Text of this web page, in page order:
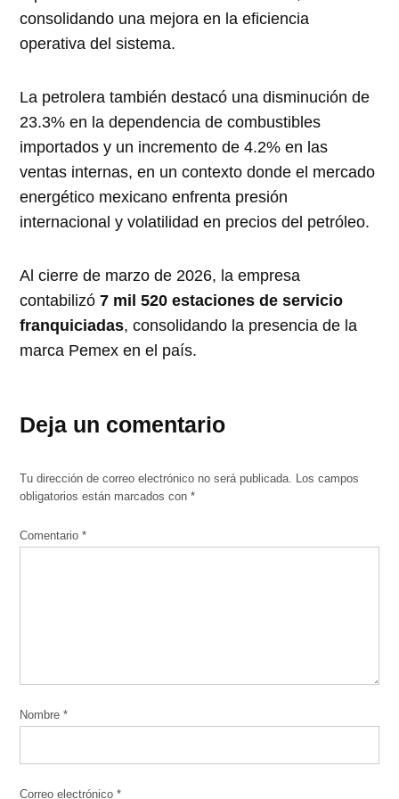
consolidando una mejora en la eficiencia
operativa del sistema.
La petrolera también destacó una disminución de
23.3% en la dependencia de combustibles
importados y un incremento de 4.2% en las
ventas internas, en un contexto donde el mercado
energético mexicano enfrenta presión
internacional y volatilidad en precios del petróleo.
Al cierre de marzo de 2026, la empresa
contabilizó7 mil 520 estaciones de servicio
franquiciadas, consolidando la presencia de la
marca Pemex en el país.
Deja un comentario
Tu dirección de correo electrónico no será publicada. Los campos
obligatorios están marcados con*
Comentario*
Nombre*
Correo electrónico*